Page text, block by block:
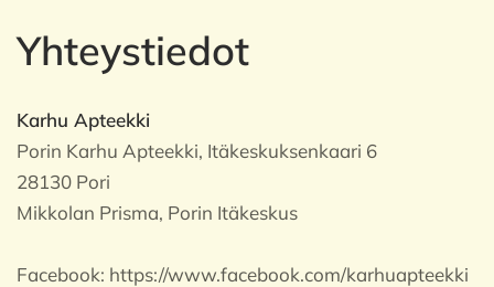
Yhteystiedot
Karhu Apteekki
Porin Karhu Apteekki, Itäkeskuksenkaari 6
28130 Pori
Mikkolan Prisma, Porin Itäkeskus
Facebook: https://www.facebook.com/karhuapteekki